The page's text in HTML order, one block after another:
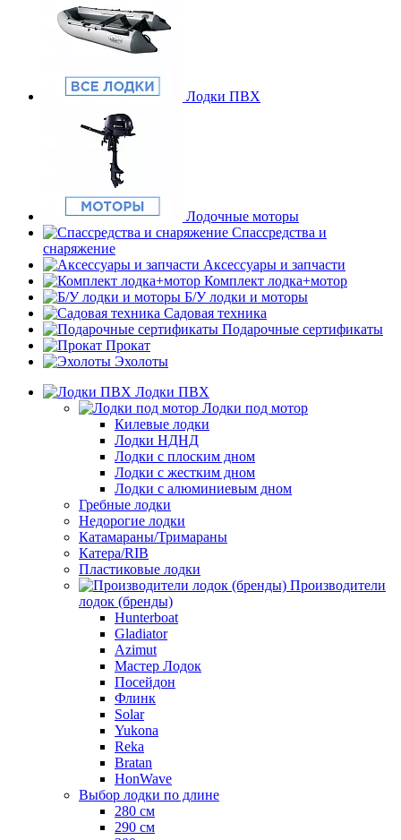
Лодки ПВХ
Лодочные моторы
Спассредства и
снаряжение
Аксессуары и запчасти
Комплект лодка+мотор
Б/У лодки и моторы
Садовая техника
Подарочные сертификаты
Прокат
Эхолоты
Лодки ПВХ
Лодки под мотор
Килевые лодки
Лодки НДНД
Лодки с плоским дном
Лодки с жестким дном
Лодки с алюминиевым дном
Гребные лодки
Недорогие лодки
Катамараны/Тримараны
Катера/RIB
Пластиковые лодки
Производители
лодок (бренды)
Hunterboat
Gladiator
Azimut
Мастер Лодок
Посейдон
Флинк
Solar
Yukona
Reka
Bratan
HonWave
Выбор лодки по длине
280 см
290 см